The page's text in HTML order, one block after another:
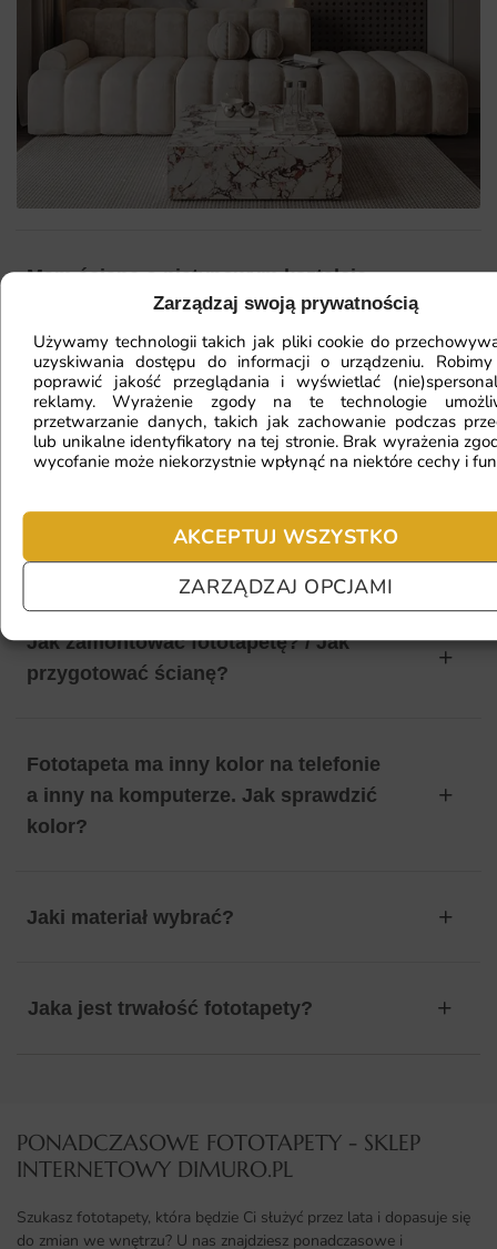
Zarządzaj swoją prywatnością
Używamy technologii takich jak pliki cookie do
uzyskiwania dostępu do informacji o urządzeniu.
poprawić jakość przeglądania i wyświetlać
reklamy. Wyrażenie zgody na te technologie
przetwarzanie danych, takich jak zachowanie podczas
lub unikalne identyfikatory na tej stronie. Brak wyrażenia
wycofanie może niekorzystnie wpłynąć na niektóre cechy i
AKCEPTUJ WSZYSTKO
ZARZĄDZAJ OPCJAMI
Mam ścianę o nietypowym kształcie,
czy da się na niej położyć
fototapetę?
Ile będę czekać na realizację
zamówienia?
Czy mogę zwrócić fototapetę?
Jak zamontować fototapetę? / Jak
przygotować ścianę?
Fototapeta ma inny kolor na telefonie
a inny na komputerze. Jak sprawdzić
kolor?
Jaki materiał wybrać?
Jaka jest trwałość fototapety?
PONADCZASOWE FOTOTAPETY - SKLEP
INTERNETOWY DIMURO.PL​
Szukasz fototapety, która będzie Ci służyć przez lata i dopasuje się
do zmian we wnętrzu? U nas znajdziesz ponadczasowe i